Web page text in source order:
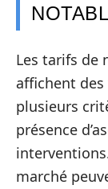
Les tarifs de
affichent
plusieurs
présence
marché